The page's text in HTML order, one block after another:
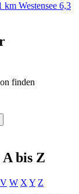
km Westensee 6,3
finden
bis Z
V W X Y Z